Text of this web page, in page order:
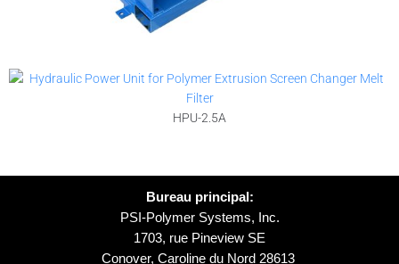
HPU-2.5A
Bureau principal:
PSI-Polymer Systems, Inc.
1703, rue Pineview SE
Conover, Caroline du Nord 28613